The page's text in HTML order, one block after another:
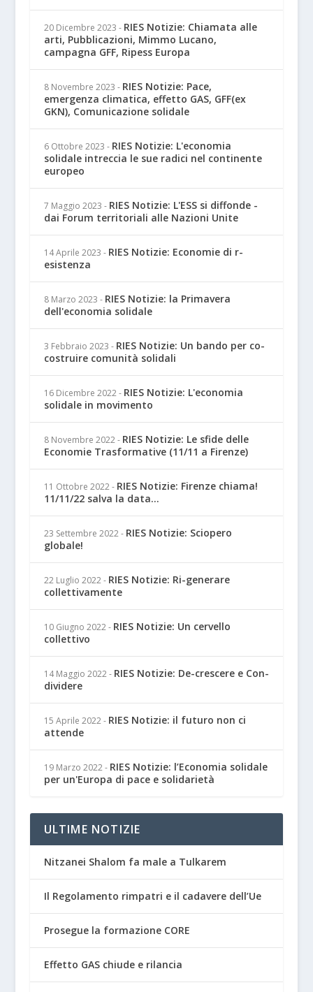
20 Dicembre 2023 - RIES Notizie: Chiamata alle
arti, Pubblicazioni, Mimmo Lucano,
campagna GFF, Ripess Europa
8 Novembre 2023 - RIES Notizie: Pace,
emergenza climatica, effetto GAS, GFF(ex
GKN), Comunicazione solidale
6 Ottobre 2023 - RIES Notizie: L'economia
solidale intreccia le sue radici nel continente
europeo
7 Maggio 2023 - RIES Notizie: L'ESS si diffonde -
dai Forum territoriali alle Nazioni Unite
14 Aprile 2023 - RIES Notizie: Economie di r-
esistenza
8 Marzo 2023 - RIES Notizie: la Primavera
dell'economia solidale
3 Febbraio 2023 - RIES Notizie: Un bando per co-
costruire comunità solidali
16 Dicembre 2022 - RIES Notizie: L'economia
solidale in movimento
8 Novembre 2022 - RIES Notizie: Le sfide delle
Economie Trasformative (11/11 a Firenze)
11 Ottobre 2022 - RIES Notizie: Firenze chiama!
11/11/22 salva la data...
23 Settembre 2022 - RIES Notizie: Sciopero
globale!
22 Luglio 2022 - RIES Notizie: Ri-generare
collettivamente
10 Giugno 2022 - RIES Notizie: Un cervello
collettivo
14 Maggio 2022 - RIES Notizie: De-crescere e Con-
dividere
15 Aprile 2022 - RIES Notizie: il futuro non ci
attende
19 Marzo 2022 - RIES Notizie: l’Economia solidale
per un'Europa di pace e solidarietà
ULTIME NOTIZIE
Nitzanei Shalom fa male a Tulkarem
Il Regolamento rimpatri e il cadavere dell’Ue
Prosegue la formazione CORE
Effetto GAS chiude e rilancia